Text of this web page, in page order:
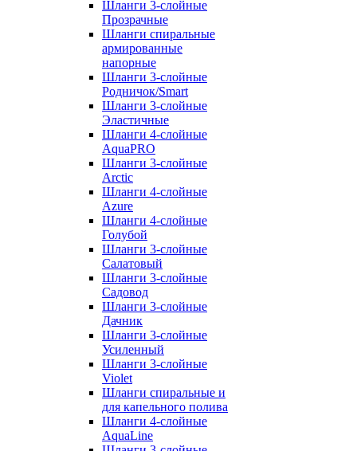
Шланги 3-слойные
Прозрачные
Шланги спиральные
армированные
напорные
Шланги 3-слойные
Родничок/Smart
Шланги 3-слойные
Эластичные
Шланги 4-слойные
AquaPRO
Шланги 3-слойные
Arctic
Шланги 4-слойные
Azure
Шланги 4-слойные
Голубой
Шланги 3-слойные
Салатовый
Шланги 3-слойные
Садовод
Шланги 3-слойные
Дачник
Шланги 3-слойные
Усиленный
Шланги 3-слойные
Violet
Шланги спиральные и
для капельного полива
Шланги 4-слойные
AquaLine